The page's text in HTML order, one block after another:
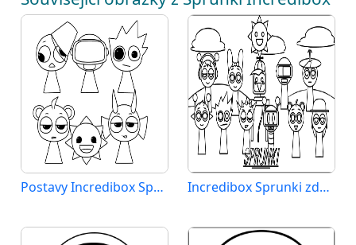
Postavy Incredibox Sprunki Incredibox Sprunki zdarma